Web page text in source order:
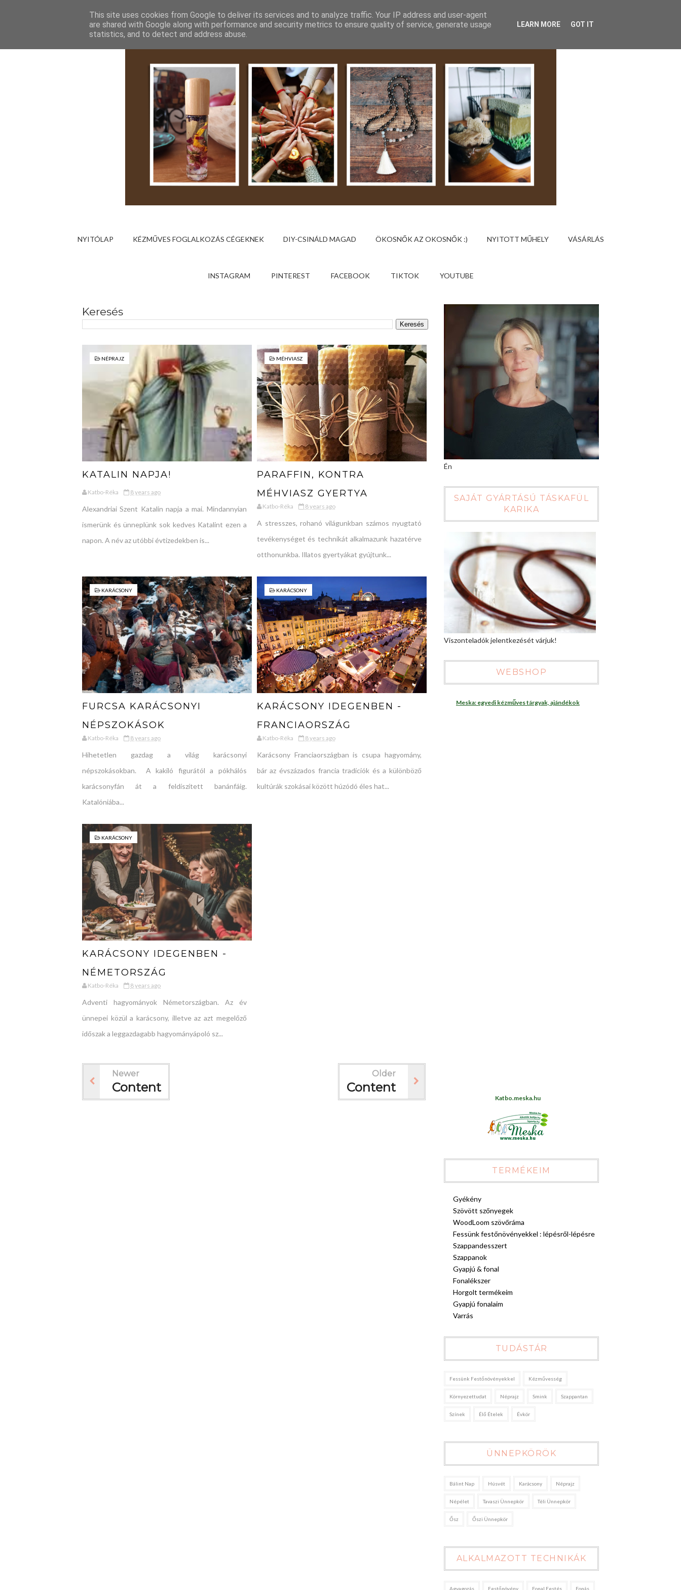
NYITÓLAP KÉZMŰVES FOGLALKOZÁS CÉGEKNEK DIY-CSINÁLD MAGAD ÖKOSNŐK AZ OKOSNŐK :) NYITOTT MŰHELY VÁSÁRLÁS
INSTAGRAM PINTEREST FACEBOOK TIKTOK YOUTUBE
Keresés
NÉPRAJZ
KATALIN NAPJA!
Katbo-Réka 8 years ago
Alexandriai Szent Katalin napja a mai. Mindannyian
ismerünk és ünneplünk sok kedves Katalint ezen a
napon. A név az utóbbi évtizedekben is...
MÉHVIASZ
PARAFFIN, KONTRA
MÉHVIASZ GYERTYA
Katbo-Réka 8 years ago
A stresszes, rohanó világunkban számos nyugtató
tevékenységet és technikát alkalmazunk hazatérve
otthonunkba. Illatos gyertyákat gyújtunk...
KARÁCSONY
FURCSA KARÁCSONYI
NÉPSZOKÁSOK
Katbo-Réka 8 years ago
Hihetetlen gazdag a világ karácsonyi
népszokásokban. A kakiló figurától a pókhálós
karácsonyfán át a feldíszített banánfáig.
Katalóniába...
KARÁCSONY
KARÁCSONY IDEGENBEN -
FRANCIAORSZÁG
Katbo-Réka 8 years ago
Karácsony Franciaországban is csupa hagyomány,
bár az évszázados francia tradíciók és a különböző
kultúrák szokásai között húzódó éles hat...
KARÁCSONY
KARÁCSONY IDEGENBEN -
NÉMETORSZÁG
Katbo-Réka 8 years ago
Adventi hagyományok Németországban. Az év
ünnepei közül a karácsony, illetve az azt megelőző
időszak a leggazdagabb hagyományápoló sz...
Newer
Content
Older
Content
Én
SAJÁT GYÁRTÁSÚ TÁSKAFÜL
KARIKA
Viszonteladók jelentkezését várjuk!
WEBSHOP
Meska: egyedi kézműves tárgyak, ajándékok
Katbo.meska.hu
TERMÉKEIM
Gyékény
Szövött szőnyegek
WoodLoom szövőráma
Fessünk festőnövényekkel : lépésről-lépésre
Szappandesszert
Szappanok
Gyapjú & fonal
Fonalékszer
Horgolt termékeim
Gyapjú fonalaim
Varrás
TUDÁSTÁR
Fessünk Festőnövényekkel Kézművesség
Környezettudat Néprajz Smink Szappantan
Színek Élő Ételek Évkör
ÜNNEPKÖRÖK
Bálint Nap Húsvét Karácsony Néprajz
Népélet Tavaszi Ünnepkör Téli Ünnepkör
Ősz Őszi Ünnepkör
ALKALMAZOTT TECHNIKÁK
Agyagozás Festőnövény Fonal Festés Fonás
This site uses cookies from Google to deliver its services and to analyze traffic. Your IP address and user-agent
are shared with Google along with performance and security metrics to ensure quality of service, generate usage
statistics, and to detect and address abuse.
LEARN MORE GOT IT